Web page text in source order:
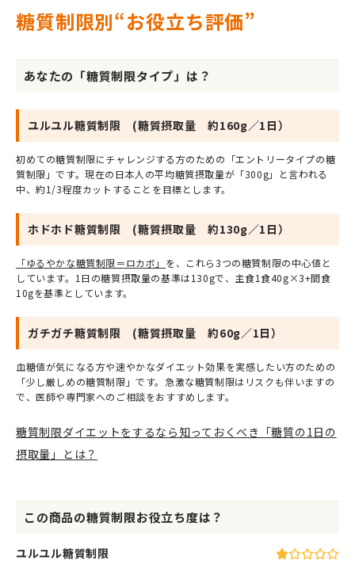
糖質制限別“お役立ち評価”
あなたの「糖質制限タイプ」は？
ユルユル糖質制限 (糖質摂取量 約160g／1日）
初めての糖質制限にチャレンジする方のための「エントリータイプの糖
質制限」です。現在の日本人の平均糖質摂取量が「300g」と言われる
中、約1/3程度カットすることを目標とします。
ホドホド糖質制限 (糖質摂取量 約130g／1日）
「ゆるやかな糖質制限＝ロカボ」 を、これら3つの糖質制限の中心値と
しています。1日の糖質摂取量の基準は130gで、主食1食40g×3+間食
10gを基準としています。
ガチガチ糖質制限 (糖質摂取量 約60g／1日）
血糖値が気になる方や速やかなダイエット効果を実感したい方のための
「少し厳しめの糖質制限」です。急激な糖質制限はリスクも伴いますの
で、医師や専門家へのご相談をおすすめします。
糖質制限ダイエットをするなら知っておくべき「糖質の1日の
摂取量」とは？
この商品の糖質制限お役立ち度は？
ユルユル糖質制限